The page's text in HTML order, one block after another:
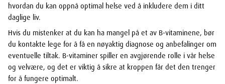
hvordan du kan oppnå optimal helse ved å inkludere dem i ditt
daglige liv.
Hvis du mistenker at du kan ha mangel på et av B-vitaminene, bør
du kontakte lege for å få en nøyaktig diagnose og anbefalinger om
eventuelle tiltak. B-vitaminer spiller en avgjørende rolle i vår helse
og velvære, og det er viktig å sikre at kroppen får det den trenger
for å fungere optimalt.